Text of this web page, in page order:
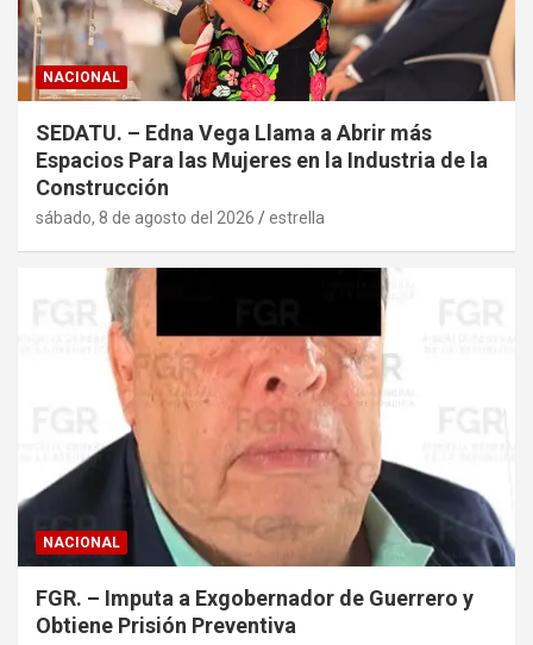
NACIONAL
SEDATU. – Edna Vega Llama a Abrir más
Espacios Para las Mujeres en la Industria de la
Construcción
sábado, 8 de agosto del 2026 estrella
NACIONAL
FGR. – Imputa a Exgobernador de Guerrero y
Obtiene Prisión Preventiva